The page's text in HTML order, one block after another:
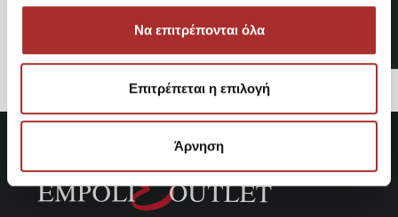
Να επιτρέπονται όλα
Επιτρέπεται η επιλογή
Άρνηση
Ανδρικό παντελόνι chinos
30,16€